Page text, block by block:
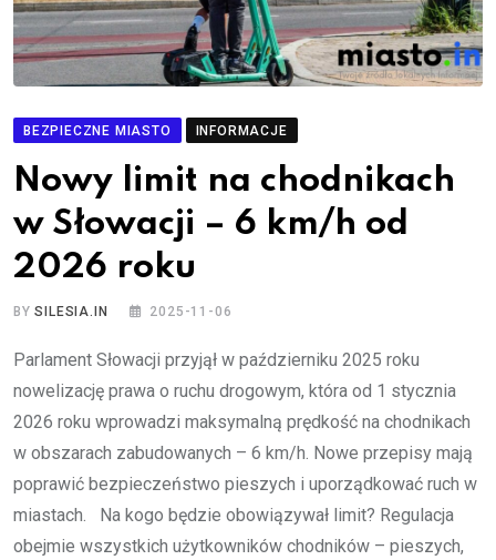
BEZPIECZNE MIASTO INFORMACJE
Nowy limit na chodnikach
w Słowacji – 6 km/h od
2026 roku
BYSILESIA.IN 2025-11-06
Parlament Słowacji przyjął w październiku 2025 roku
nowelizację prawa o ruchu drogowym, która od 1 stycznia
2026 roku wprowadzi maksymalną prędkość na chodnikach
w obszarach zabudowanych – 6 km/h. Nowe przepisy mają
poprawić bezpieczeństwo pieszych i uporządkować ruch w
miastach. Na kogo będzie obowiązywał limit? Regulacja
obejmie wszystkich użytkowników chodników – pieszych,